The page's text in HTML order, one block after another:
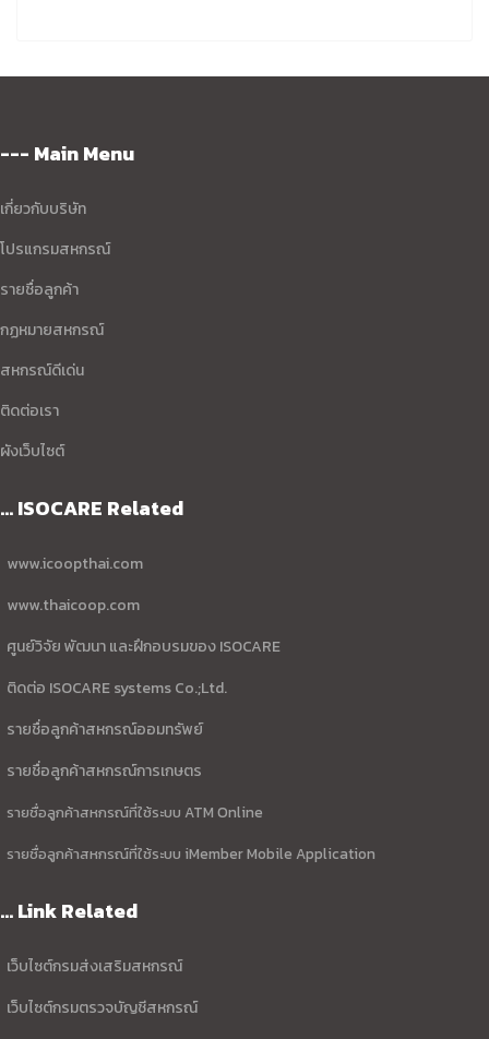
--- Main Menu
เกี่ยวกับบริษัท
โปรแกรมสหกรณ์
รายชื่อลูกค้า
กฏหมายสหกรณ์
สหกรณ์ดีเด่น
ติดต่อเรา
ผังเว็บไซต์
... ISOCARE Related
www.icoopthai.com
www.thaicoop.com
ศูนย์วิจัย พัฒนา และฝึกอบรมของ ISOCARE
ติดต่อ ISOCARE systems Co.;Ltd.
รายชื่อลูกค้าสหกรณ์ออมทรัพย์
รายชื่อลูกค้าสหกรณ์การเกษตร
รายชื่อลูกค้าสหกรณ์ที่ใช้ระบบ ATM Online
รายชื่อลูกค้าสหกรณ์ที่ใช้ระบบ iMember Mobile Application
... Link Related
เว็บไซต์กรมส่งเสริมสหกรณ์
เว็บไซต์กรมตรวจบัญชีสหกรณ์